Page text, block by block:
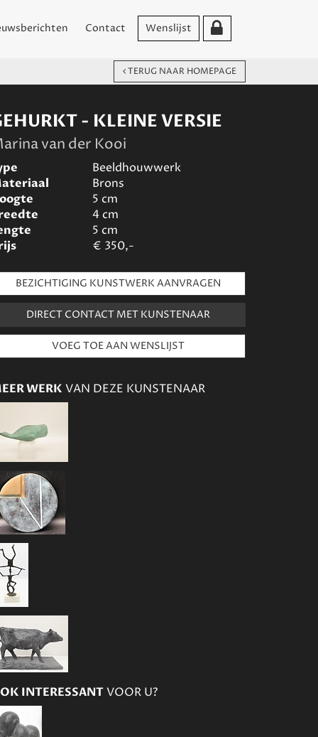
Contact Wenslijst
TERUG NAAR HOMEPAGE
- KLEINE VERSIE
van der Kooi
Beeldhouwwerk
Brons
5 cm
4cm
5 cm
€ 350,-
BEZICHTIGING KUNSTWERK AANVRAGEN
DIRECT CONTACT MET KUNSTENAAR
WERK VAN DEZE KUNSTENAAR
INTERESSANTVOOR U?